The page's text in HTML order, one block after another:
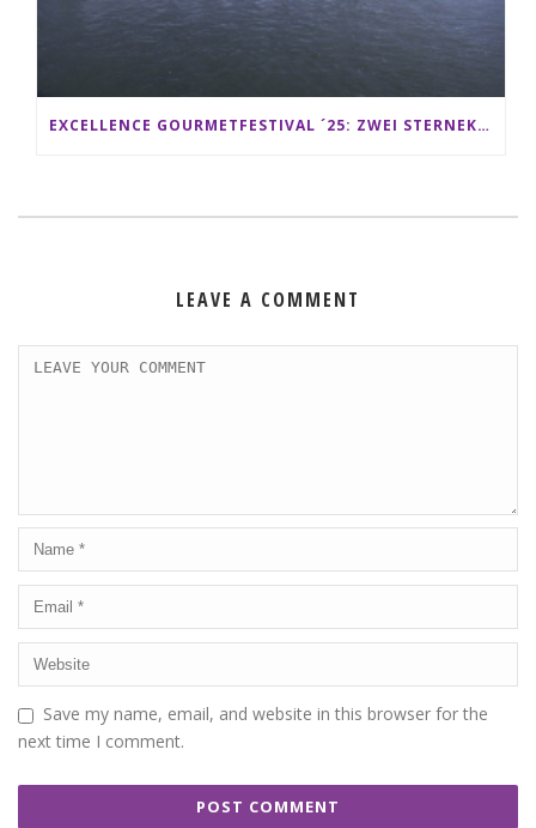
EXCELLENCE GOURMETFESTIVAL ´25: ZWEI STERNEKÖCHE ANTONIO GUIDA & DARIO MORESCO VERWÖHNEN IHRE GÄSTE AUF EINER LUXERIÖSEN SCHIFFSREISE
LEAVE A COMMENT
Save my name, email, and website in this browser for the
next time I comment.